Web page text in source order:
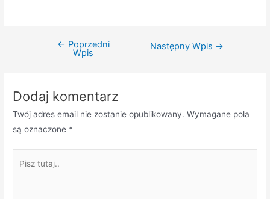
Nawigacja
← Poprzedni
Wpis
Następny Wpis →
Dodaj komentarz
Twój adres email nie zostanie opublikowany. Wymagane pola
są oznaczone *